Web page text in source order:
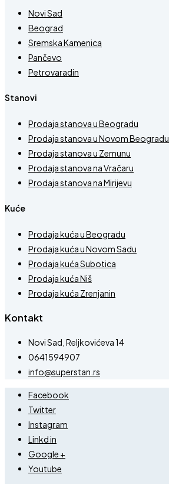
Novi Sad
Beograd
Sremska Kamenica
Pančevo
Petrovaradin
Stanovi
Prodaja stanova u Beogradu
Prodaja stanova u Novom Beogradu
Prodaja stanova u Zemunu
Prodaja stanova na Vračaru
Prodaja stanova na Mirijevu
Kuće
Prodaja kuća u Beogradu
Prodaja kuća u Novom Sadu
Prodaja kuća Subotica
Prodaja kuća Niš
Prodaja kuća Zrenjanin
Kontakt
Novi Sad, Reljkovićeva 14
0641594907
info@superstan.rs
Facebook
Twitter
Instagram
Linkd in
Google +
Youtube